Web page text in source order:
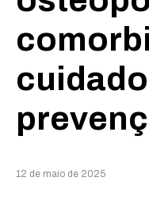
12 de maio de 2025